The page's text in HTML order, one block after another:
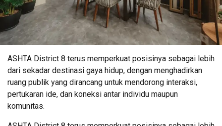
ASHTA District 8 terus memperkuat posisinya sebagai lebih
dari sekadar destinasi gaya hidup, dengan menghadirkan
ruang publik yang dirancang untuk mendorong interaksi,
pertukaran ide, dan koneksi antar individu maupun
komunitas.